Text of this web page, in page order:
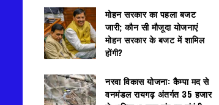
मोहन सरकार का पहला बजट
जारी; कौन सी मौजूदा योजनाएं
मोहन सरकार के बजट में शामिल
होंगी?
नरवा विकास योजना: कैम्पा मद से
वनमंडल रायगढ़ अंतर्गत 35 हजार